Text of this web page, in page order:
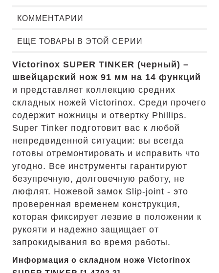
КОММЕНТАРИИ
ЕЩЕ ТОВАРЫ В ЭТОЙ СЕРИИ
Victorinox SUPER TINKER (черный) –
швейцарский нож 91 мм на 14 функций
и представляет коллекцию средних
складных ножей Victorinox. Среди прочего
содержит ножницы и отвертку Phillips.
Super Tinker подготовит вас к любой
непредвиденной ситуации: вы всегда
готовы отремонтировать и исправить что
угодно. Все инструменты гарантируют
безупречную, долговечную работу, не
люфлят. Ножевой замок Slip-joint - это
проверенная временем конструкция,
которая фиксирует лезвие в положении к
рукояти и надежно защищает от
запрокидывания во время работы.
Информация о складном ноже Victorinox